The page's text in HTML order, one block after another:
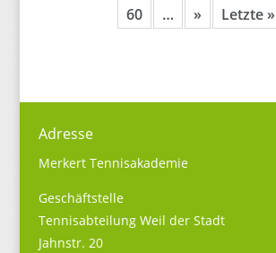
60
… » Letzte »
Adresse
Merkert Tennisakademie
Geschäftstelle
Tennisabteilung Weil der Stadt
Jahnstr. 20